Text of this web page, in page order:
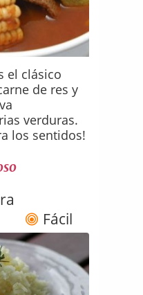
el clásico
de res y
verduras.
los sentidos!
Fácil